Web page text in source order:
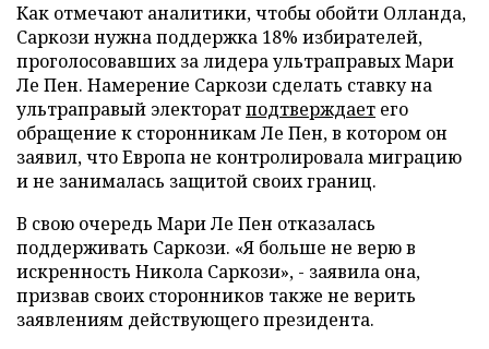
Как отмечают аналитики, чтобы обойти Олланда,
Саркози нужна поддержка 18% избирателей,
проголосовавших за лидера ультраправых Мари
Ле Пен. Намерение Саркози сделать ставку на
ультраправый электоратподтверждает его
обращение к сторонникам Ле Пен, в котором он
заявил, что Европа не контролировала миграцию
и не занималась защитой своих границ.
В свою очередь Мари Ле Пен отказалась
поддерживать Саркози. «Я больше не верю в
искренность Никола Саркози», - заявила она,
призвав своих сторонников также не верить
заявлениям действующего президента.